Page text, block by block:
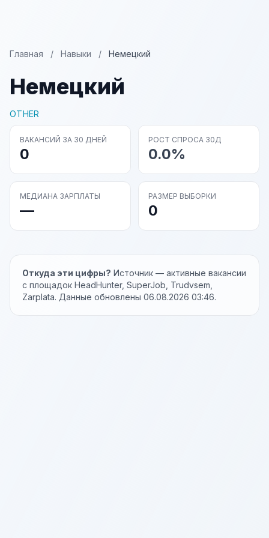
Главная / Навыки / Немецкий
Немецкий
OTHER
ВАКАНСИЙ ЗА 30 ДНЕЙ
0
РОСТ СПРОСА 30Д
0.0%
МЕДИАНА ЗАРПЛАТЫ
—
РАЗМЕР ВЫБОРКИ
0
Откуда эти цифры? Источник — активные вакансии
с площадок HeadHunter, SuperJob, Trudvsem,
Zarplata. Данные обновлены 06.08.2026 03:46.